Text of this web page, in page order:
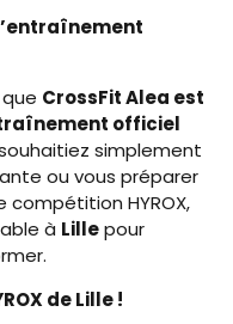
CrossFit Alea est
officiel
simplement
ou vous préparer
HYROX,
à Lillepour
de Lille !